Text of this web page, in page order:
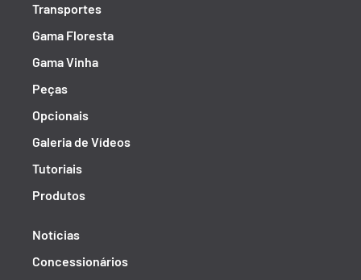
Transportes
Gama Floresta
Gama Vinha
Peças
Opcionais
Galeria de Vídeos
Tutoriais
Produtos
Notícias
Concessionários